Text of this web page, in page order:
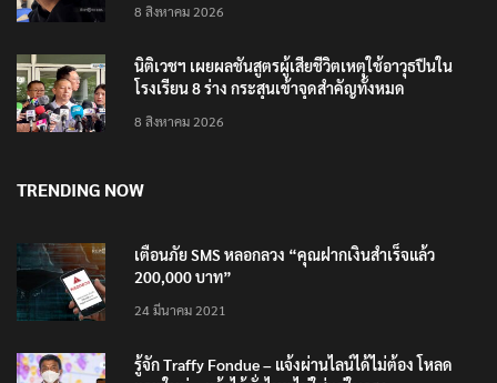
8 สิงหาคม 2026
นิติเวชฯ เผยผลชันสูตรผู้เสียชีวิตเหตุใช้อาวุธปืนใน
โรงเรียน 8 ร่าง กระสุนเข้าจุดสำคัญทั้งหมด
8 สิงหาคม 2026
TRENDING NOW
เตือนภัย SMS หลอกลวง “คุณฝากเงินสำเร็จแล้ว
200,000 บาท”
24 มีนาคม 2021
รู้จัก Traffy Fondue – แจ้งผ่านไลน์ได้ไม่ต้อง โหลด